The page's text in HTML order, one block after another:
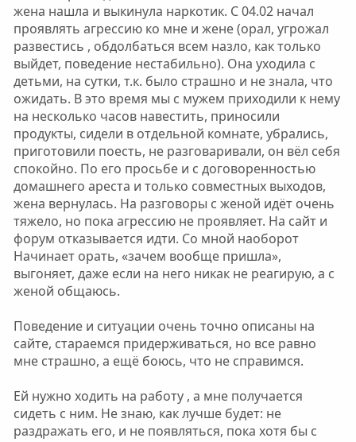
жена нашла и выкинула наркотик. С 04.02 начал
проявлять агрессию ко мне и жене (орал, угрожал
развестись , обдолбаться всем назло, как только
выйдет, поведение нестабильно). Она уходила с
детьми, на сутки, т.к. было страшно и не знала, что
ожидать. В это время мы с мужем приходили к нему
на несколько часов навестить, приносили
продукты, сидели в отдельной комнате, убрались,
приготовили поесть, не разговаривали, он вёл себя
спокойно. По его просьбе и с договоренностью
домашнего ареста и только совместных выходов,
жена вернулась. На разговоры с женой идёт очень
тяжело, но пока агрессию не проявляет. На сайт и
форум отказывается идти. Со мной наоборот
Начинает орать, «зачем вообще пришла»,
выгоняет, даже если на него никак не реагирую, а с
женой общаюсь.
Поведение и ситуации очень точно описаны на
сайте, стараемся придерживаться, но все равно
мне страшно, а ещё боюсь, что не справимся.
Ей нужно ходить на работу , а мне получается
сидеть с ним. Не знаю, как лучше будет: не
раздражать его, и не появляться, пока хотя бы с